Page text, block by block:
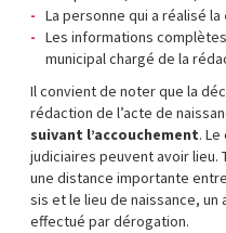
La personne qui a réalisé la
Les informations
municipal chargé de la
Il convient de noter que la
rédaction de l’acte de
suivant l’accouchement.
judiciaires peuvent avoir lieu.
une distance importante
sis et le lieu de naissance,
effectué par dérogation.